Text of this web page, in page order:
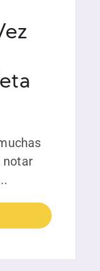
notar